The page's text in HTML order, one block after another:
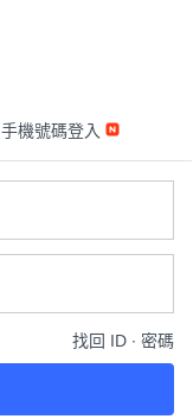
手機號碼登入
找回 ID ∙ 密碼